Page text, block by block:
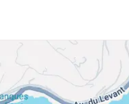
fondente al cioccolato con